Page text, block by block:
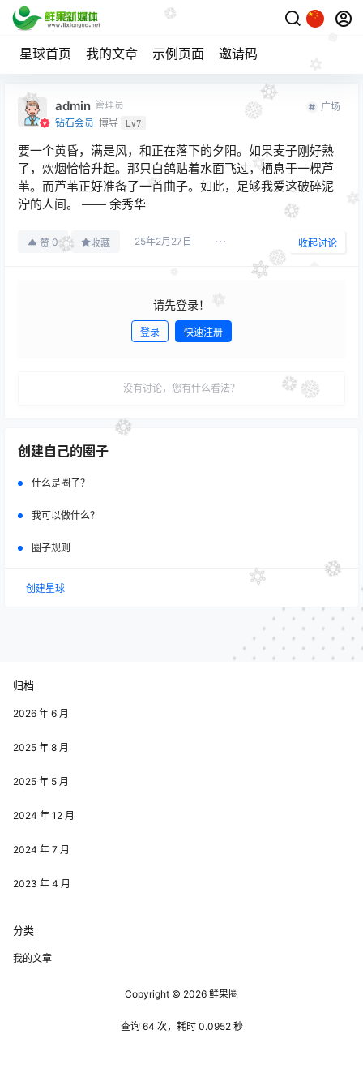
星球首页 我的文章 示例页面 邀请码
admin 管理员
钻石会员 博导 Lv7
广场
要一个黄昏，满是风，和正在落下的夕阳。如果麦子刚好熟
了，炊烟恰恰升起。那只白鸽贴着水面飞过，栖息于一棵芦
苇。而芦苇正好准备了一首曲子。如此，足够我爱这破碎泥
泞的人间。 —— 余秀华
赞 0 收藏 25年2月27日 收起讨论
请先登录！
登录 快速注册
没有讨论，您有什么看法？
创建自己的圈子
什么是圈子？
我可以做什么？
圈子规则
创建星球
归档
2026 年 6 月
2025 年 8 月
2025 年 5 月
2024 年 12 月
2024 年 7 月
2023 年 4 月
分类
我的文章
Copyright © 2026 鲜果圈
查询 64 次，耗时 0.0952 秒